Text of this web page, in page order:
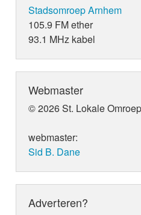
Stadsomroep Arnhem
105.9 FM ether
93.1 MHz kabel
Webmaster
© 2026 St. Lokale
webmaster:
Sid B. Dane
Adverteren?